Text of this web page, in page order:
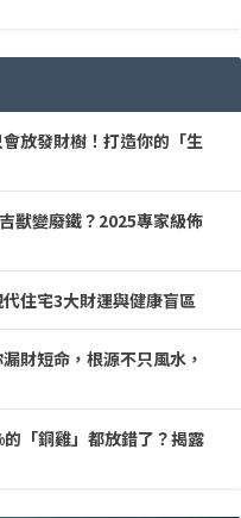
放發財樹！打造你的「生
獸變廢鐵？2025專家級佈
住宅3大財運與健康盲區
財短命，根源不只風水，
「銅雞」都放錯了？揭露